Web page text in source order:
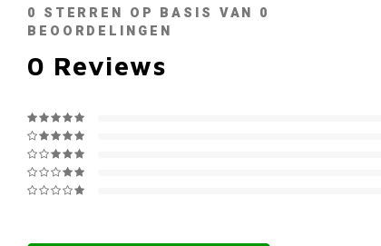
0 STERREN OP BASIS VAN 0
BEOORDELINGEN
0 Reviews